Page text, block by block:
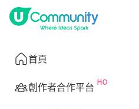
首頁
創作者合作平台